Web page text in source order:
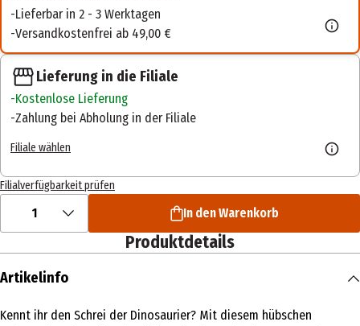
Lieferbar in 2 - 3 Werktagen
Versandkostenfrei ab 49,00 €
Lieferung in die Filiale
Kostenlose Lieferung
Zahlung bei Abholung in der Filiale
Filiale wählen
Filialverfügbarkeit prüfen
1 In den Warenkorb
Produktdetails
Artikelinfo
Kennt ihr den Schrei der Dinosaurier? Mit diesem hübschen